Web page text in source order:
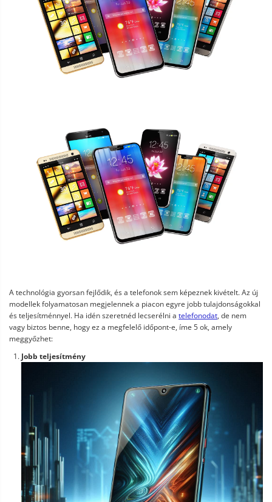
A technológia gyorsan fejlődik, és a telefonok sem képeznek kivételt. Az új
modellek folyamatosan megjelennek a piacon egyre jobb tulajdonságokkal
és teljesítménnyel. Ha idén szeretnéd lecserélni a telefonodat, de nem
vagy biztos benne, hogy ez a megfelelő időpont-e, íme 5 ok, amely
meggyőzhet:
Jobb teljesítmény